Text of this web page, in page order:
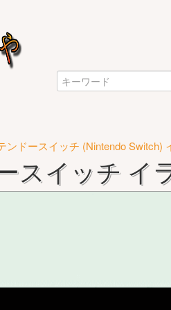
ンドースイッチ (Nintendo Switch)
スイッチ イ